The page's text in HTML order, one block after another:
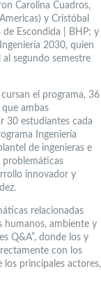
Carolina Cuadros,
y Cristóbal
Escondida | BHP; y
2030, quien
segundo semestre
el programa, 36
ambas
30 estudiantes cada
Ingeniería
de ingenieras e
problemáticas
innovador y
relacionadas
humanos, ambiente y
Q&A”, donde los y
con los
principales actores,